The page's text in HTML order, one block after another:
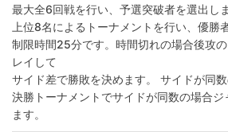
最大全6回戦を行い、予選突破者を選出しま
上位8名によるトーナメントを行い、優勝
制限時間25分です。時間切れの場合後攻
レイして
サイド差で勝敗を決めます。 サイドが同数
決勝トーナメントでサイドが同数の場合
ます。